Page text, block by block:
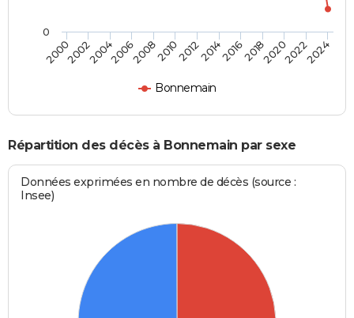
Bonnemain
2000200220042006200820102012201420162018202020222024
0
Répartition des décès à Bonnemain par sexe
Données exprimées en nombre de décès (source :
Insee)